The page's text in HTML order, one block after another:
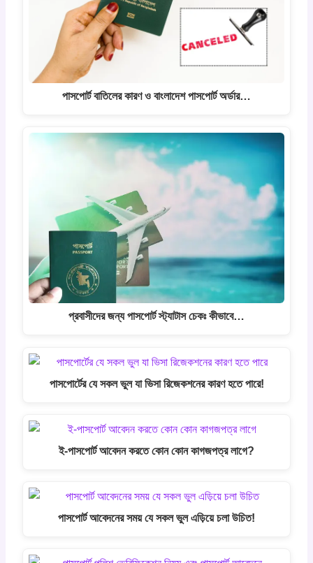
পাসপোর্ট বাতিলের কারণ ও বাংলাদেশ পাসপোর্ট অর্ডার…
প্রবাসীদের জন্য পাসপোর্ট স্ট্যাটাস চেকঃ কীভাবে…
পাসপোর্টের যে সকল ভুল যা ভিসা রিজেকশনের কারণ হতে পারে!
ই-পাসপোর্ট আবেদন করতে কোন কোন কাগজপত্র লাগে?
পাসপোর্ট আবেদনের সময় যে সকল ভুল এড়িয়ে চলা উচিত!